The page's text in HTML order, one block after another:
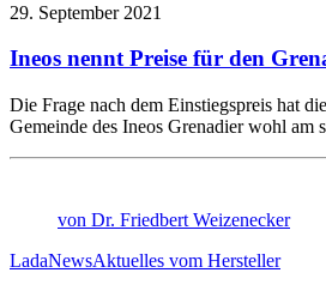
29. September 2021
Ineos nennt Preise für den
Die Frage nach dem Einstiegspreis hat
Gemeinde des Ineos Grenadier wohl am
von Dr. Friedbert Weizenecker
LadaNewsAktuelles vom Hersteller